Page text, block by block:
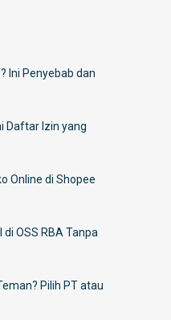
Ini Penyebab dan
Daftar Izin yang
Online di Shopee
OSS RBA Tanpa
Pilih PT atau